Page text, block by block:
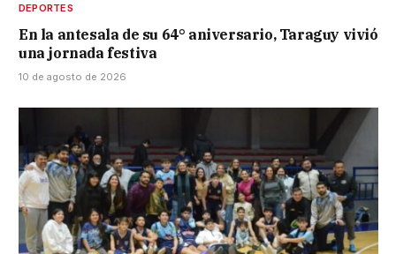
DEPORTES
En la antesala de su 64° aniversario, Taraguy vivió
una jornada festiva
10 de agosto de 2026